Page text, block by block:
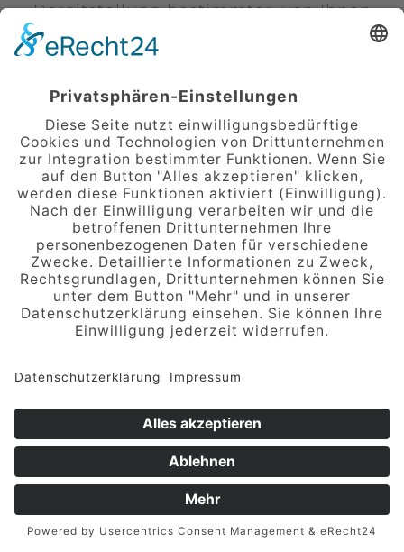
Bereitstellung bestimmter, von Ihnen
erwünschter Funktionen (z. B. für die
Warenkorbfunktion) oder zur
zur Messung des Webpublikums)
erforderlich sind (notwendige Cookies),
werden auf Grundlage von Art. 6 Abs. 1 lit.
f DSGVO gespeichert, sofern keine
andere Rechtsgrundlage angegeben
wird. Der Websitebetreiber hat ein
berechtigtes Interesse an der
Speicherung von notwendigen Cookies
zur technisch fehlerfreien und
optimierten Bereitstellung seiner
Speicherung von Cookies und
Wiedererkennungstechnologien
abgefragt wurde, erfolgt die Verarbeitung
ausschließlich auf Grundlage dieser
Einwilligung (Art. 6 Abs. 1 lit. a DSGVO
und § 25 Abs. 1 TDDDG); die Einwilligung